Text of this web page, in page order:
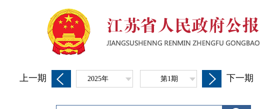
上一期 2025年 第1期 下一期